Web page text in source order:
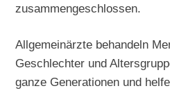
zusammengeschlossen.
Allgemeinärzte behandeln
Geschlechter und
ganze Generationen und